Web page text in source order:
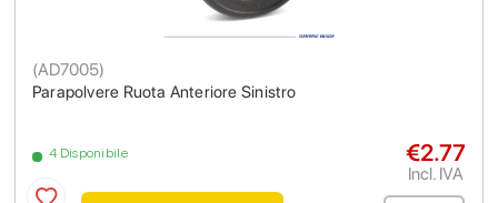
Parapolvere Ruota Anteriore Sinistro
(AD7005)
4 Disponibile €2.77
Incl. IVA